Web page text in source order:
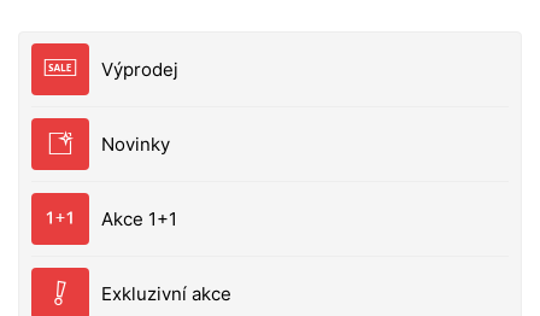
Výprodej
Novinky
Akce 1+1
Exkluzivní akce